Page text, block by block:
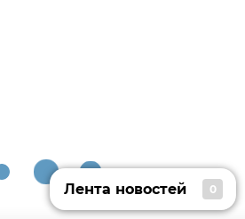
Лента новостей 0
Лента новостей